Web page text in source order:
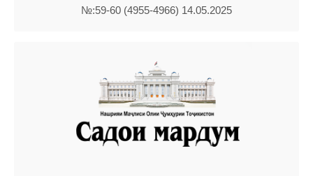
№:59-60 (4955-4966) 14.05.2025